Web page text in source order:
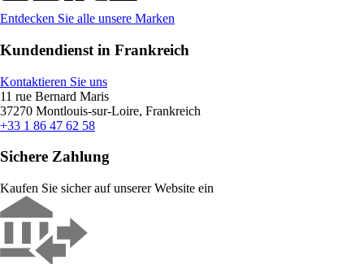
Entdecken Sie alle unsere Marken
Kundendienst in Frankreich
Kontaktieren Sie uns
11 rue Bernard Maris
37270 Montlouis-sur-Loire, Frankreich
+33 1 86 47 62 58
Sichere Zahlung
Kaufen Sie sicher auf unserer Website ein